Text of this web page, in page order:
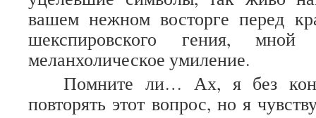
вашем нежном восторге перед
шекспировского гения, мной
меланхолическое умиление.
Помните ли… Ах, я без
повторять этот вопрос, но я